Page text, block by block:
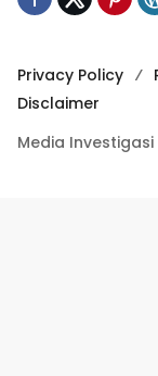
Privacy Policy
Disclaimer
Media Investigasi